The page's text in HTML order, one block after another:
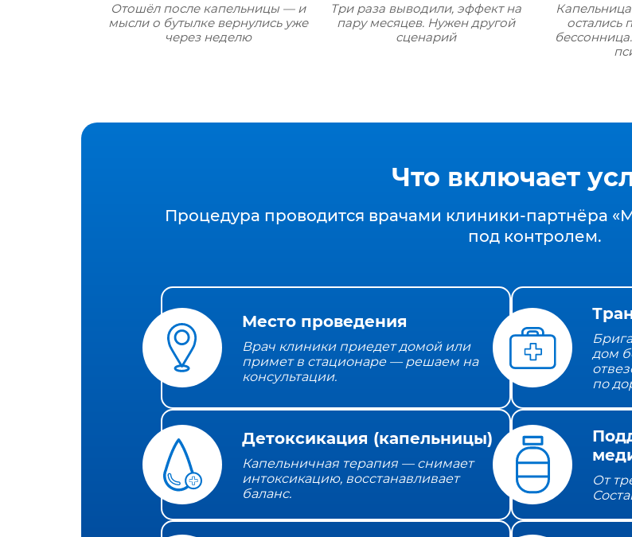
Отошёл после капельницы — и
мысли о бутылке вернулись уже
через неделю
Три раза выводили, эффект на
пару месяцев. Нужен другой
сценарий
остались
Что включает
Процедура проводится врачами клиники‑партнёра
под контролем.
Место проведения
Врач клиники приедет домой или
примет в стационаре — решаем на
консультации.
дом
по
Детоксикация (капельницы)
Капельничная терапия — снимает
интоксикацию, восстанавливает
баланс.
От